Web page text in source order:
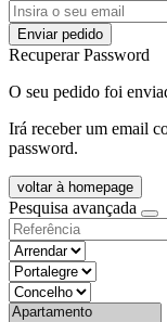
Enviar pedido
Recuperar Password
O seu pedido foi
Irá receber um email
password.
voltar à homepage
Pesquisa avançada
objective
districtId
countyId
types